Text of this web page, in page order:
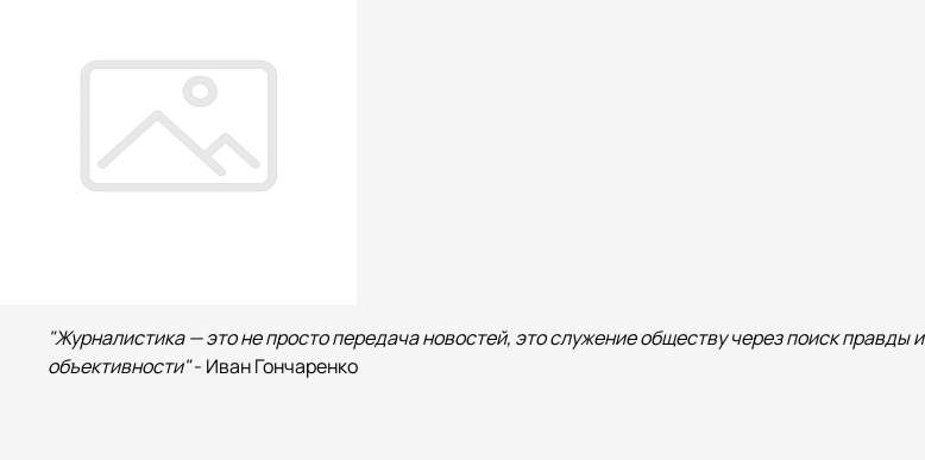
"Журналистика — это не просто передача новостей, это служение обществу через поиск правды и
объективности"- Иван Гончаренко